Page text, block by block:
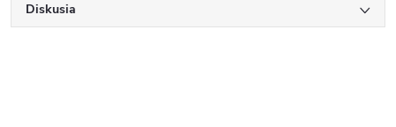
Diskusia